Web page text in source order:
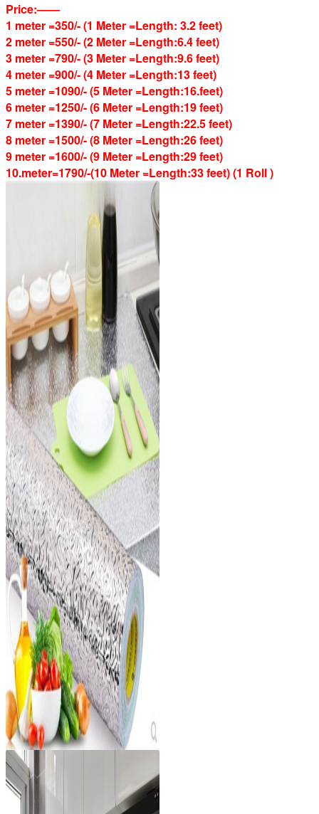
Price:——
1 meter =350/- (1 Meter =Length: 3.2 feet)
2 meter =550/- (2 Meter =Length:6.4 feet)
3 meter =790/- (3 Meter =Length:9.6 feet)
4 meter =900/- (4 Meter =Length:13 feet)
5 meter =1090/- (5 Meter =Length:16.feet)
6 meter =1250/- (6 Meter =Length:19 feet)
7 meter =1390/- (7 Meter =Length:22.5 feet)
8 meter =1500/- (8 Meter =Length:26 feet)
9 meter =1600/- (9 Meter =Length:29 feet)
10.meter=1790/-(10 Meter =Length:33 feet) (1 Roll )